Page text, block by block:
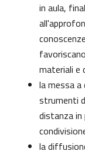
in aula,
materiali e
la messa
strumenti
distanza in
la